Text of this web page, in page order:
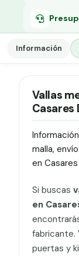
Información
Vallas
Casares
malla,
en
Si buscas
en
fabricante.
puertas y